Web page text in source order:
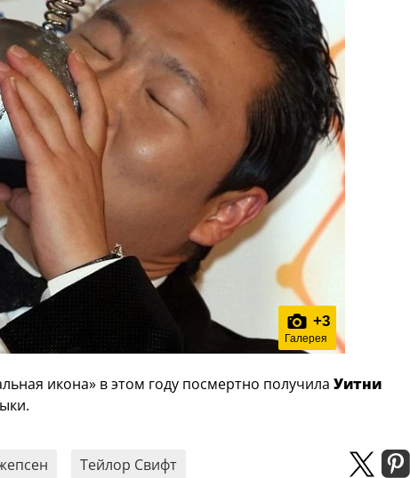
+3
Галерея
икона» в этом году посмертно получила Уитни
Тейлор Свифт